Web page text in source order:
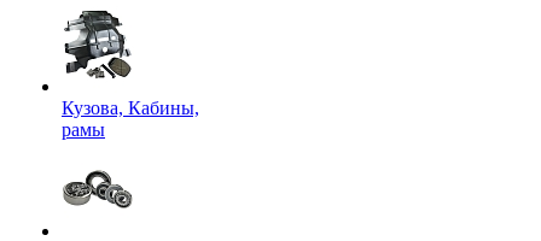
Кузова, Кабины,
рамы